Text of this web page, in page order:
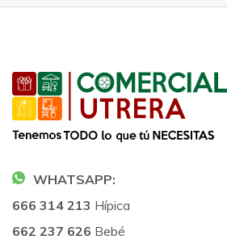
WHATSAPP:
666 314 213 Hípica
662 237 626 Bebé